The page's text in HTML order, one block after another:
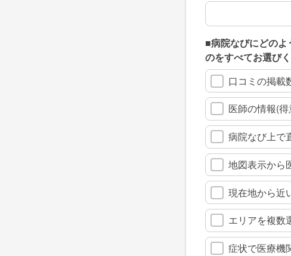
上記のように回答
■病院なびにどの
のをすべてお選び
口コミの掲載
医師の情報(
病院なび上で
地図表示から
現在地から近
エリアを複数
症状で医療機